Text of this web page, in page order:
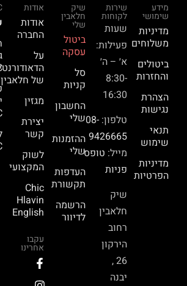
מידע
שימושי
מדיניות
משלוחים
ביטולים
והחזרות
הצהרת
נגישות
תנאי
שימוש
מדיניות
הפרטיות
שירות
לקוחות
שעות
פעילות:
א׳ – ה׳
8:30-
16:30
טלפון: 08-
9426665
מייל: טופס
פניות
שיק
חלאבין
רחוב
הירקון
26 ,
יבנה
שיק
חלאבין
שלי
ביטול
עסקה
סל
קניות
החשבון
שלי
ההזמנות
שלי
העדפות
תקשורת
הרשמה
לדיוור
אודות
אודות
החברה
על
של חלאבין
מגזין
יצירת
קשר
לשוק
המקצועי
Chic
Hlavin
English
עקבו
אחרינו